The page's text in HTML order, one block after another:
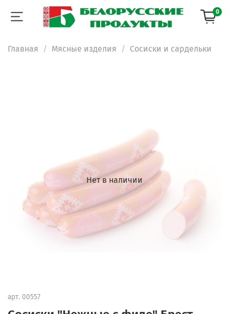
0
Главная Мясные изделия Сосиски и сардельки
Нет в наличии
арт. 00557